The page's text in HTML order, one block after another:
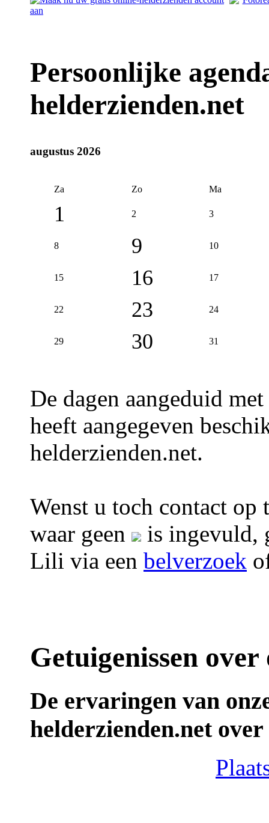
Persoonlijke
helderzienden.net
augustus 2026
Za Zo Ma
1 2 3
8 9 10
15 16 17
22 23 24
29 30 31
De dagen aangeduid
heeft aangegeven
helderzienden.net.
Wenst u toch contact
waar geen
is ingevuld,
Lili via een belverzoek
Getuigenissen
De ervaringen van
helderzienden.net